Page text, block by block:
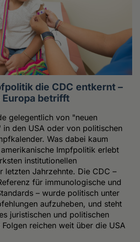
die CDC entkernt –
Europa betrifft
gelegentlich von "neuen
in den USA oder von politischen
Was dabei kaum
Impfpolitik erlebt
institutionellen
letzten Jahrzehnte. Die CDC –
für immunologische und
– wurde politisch unter
aufzuheben, und steht
juristischen und politischen
reichen weit über die USA